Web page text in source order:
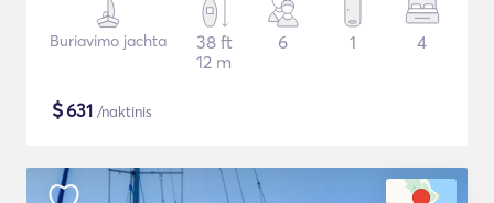
Buriavimo jachta
38 ft
12 m
6 1 4
$631 /naktinis